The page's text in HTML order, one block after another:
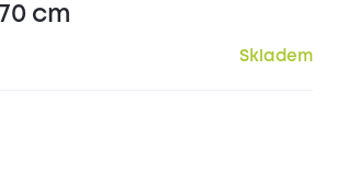
cm
Skladem